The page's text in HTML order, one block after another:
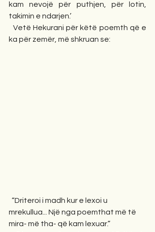
kam nevojë për puthjen, për lotin,
takimin e ndarjen.’
ka për zemër, më shkruan se:
mrekullua... Një nga poemthat më të
mira- më tha- që kam lexuar.”